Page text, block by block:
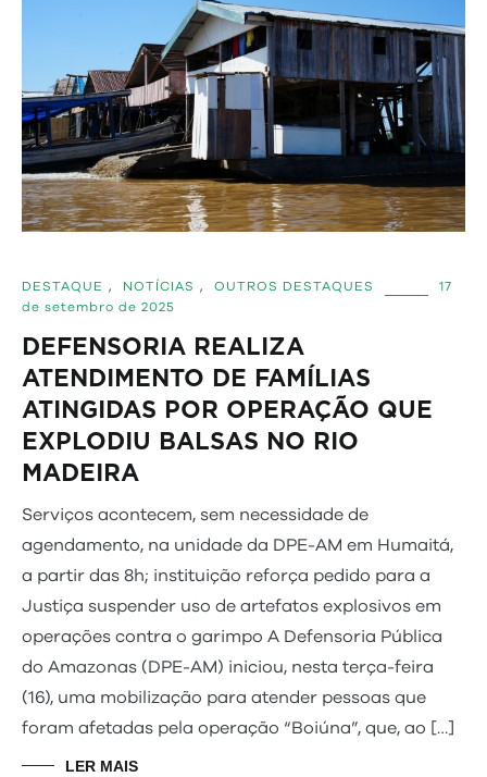
DESTAQUE , NOTÍCIAS , OUTROS DESTAQUES
17
de setembro de 2025
DEFENSORIA REALIZA
ATENDIMENTO DE FAMÍLIAS
ATINGIDAS POR OPERAÇÃO QUE
EXPLODIU BALSAS NO RIO
MADEIRA
Serviços acontecem, sem necessidade de
agendamento, na unidade da DPE-AM em Humaitá,
a partir das 8h; instituição reforça pedido para a
Justiça suspender uso de artefatos explosivos em
operações contra o garimpo A Defensoria Pública
do Amazonas (DPE-AM) iniciou, nesta terça-feira
(16), uma mobilização para atender pessoas que
foram afetadas pela operação “Boiúna”, que, ao […]
LER MAIS